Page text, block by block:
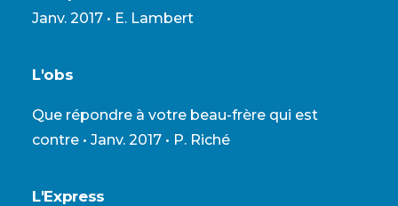
Janv. 2017 • E. Lambert
L'obs
Que répondre à votre beau-frère qui est
contre • Janv. 2017 • P. Riché
L'Express